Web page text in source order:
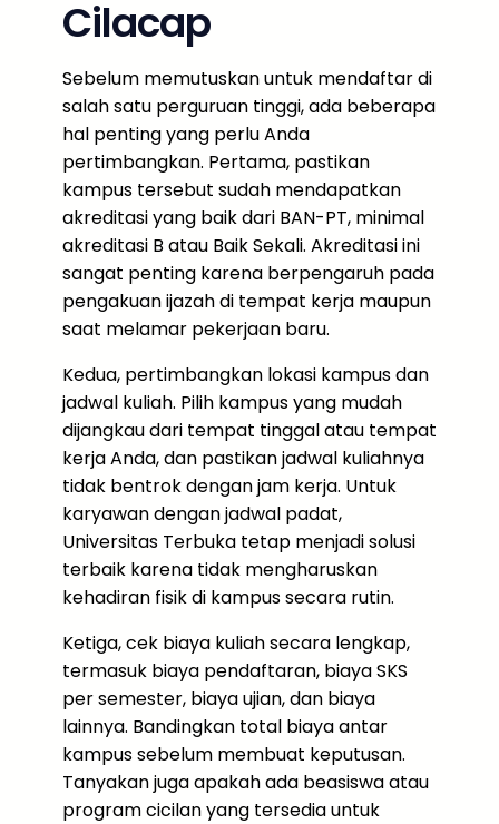
Cilacap
Sebelum memutuskan untuk mendaftar di
salah satu perguruan tinggi, ada beberapa
hal penting yang perlu Anda
pertimbangkan. Pertama, pastikan
kampus tersebut sudah mendapatkan
akreditasi yang baik dari BAN-PT, minimal
akreditasi B atau Baik Sekali. Akreditasi ini
sangat penting karena berpengaruh pada
pengakuan ijazah di tempat kerja maupun
saat melamar pekerjaan baru.
Kedua, pertimbangkan lokasi kampus dan
jadwal kuliah. Pilih kampus yang mudah
dijangkau dari tempat tinggal atau tempat
kerja Anda, dan pastikan jadwal kuliahnya
tidak bentrok dengan jam kerja. Untuk
karyawan dengan jadwal padat,
Universitas Terbuka tetap menjadi solusi
terbaik karena tidak mengharuskan
kehadiran fisik di kampus secara rutin.
Ketiga, cek biaya kuliah secara lengkap,
termasuk biaya pendaftaran, biaya SKS
per semester, biaya ujian, dan biaya
lainnya. Bandingkan total biaya antar
kampus sebelum membuat keputusan.
Tanyakan juga apakah ada beasiswa atau
program cicilan yang tersedia untuk